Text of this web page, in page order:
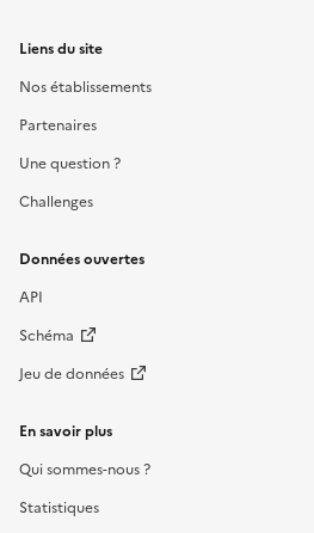
Liens du site
Nos établissements
Partenaires
Une question ?
Challenges
Données ouvertes
API
Schéma
Jeu de données
En savoir plus
Qui sommes-nous ?
Statistiques